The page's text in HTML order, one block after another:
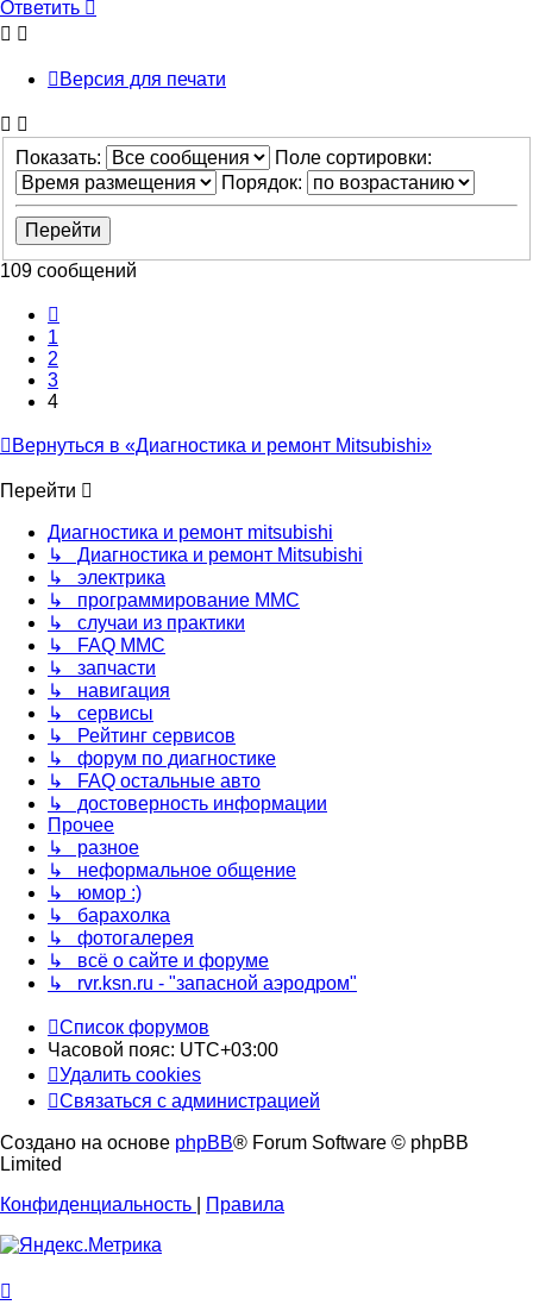
Ответить
Версия для печати
Показать:
Поле сортировки:
Порядок:
109 сообщений
1
2
3
4
Вернуться в «Диагностика и ремонт Mitsubishi»
Перейти
Диагностика и ремонт mitsubishi
↳ Диагностика и ремонт Mitsubishi
↳ электрика
↳ программирование MMC
↳ случаи из практики
↳ FAQ MMC
↳ запчасти
↳ навигация
↳ сервисы
↳ Рейтинг сервисов
↳ форум по диагностике
↳ FAQ остальные авто
↳ достоверность информации
Прочее
↳ разное
↳ неформальное общение
↳ юмор :)
↳ барахолка
↳ фотогалерея
↳ всё о сайте и форуме
↳ rvr.ksn.ru - "запасной аэродром"
Список форумов
Часовой пояс: UTC+03:00
Удалить cookies
Связаться с администрацией
Создано на основе phpBB® Forum Software © phpBB
Limited
Конфиденциальность
Правила